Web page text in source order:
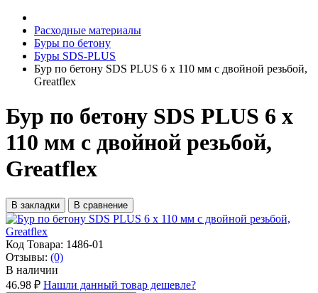
Расходные материалы
Буры по бетону
Буры SDS-PLUS
Бур по бетону SDS PLUS 6 х 110 мм с двойной резьбой,
Greatflex
Бур по бетону SDS PLUS 6 х
110 мм с двойной резьбой,
Greatflex
В закладки В сравнение
Код Товара: 1486-01
Отзывы: (0)
В наличии
46.98 ₽ Нашли данный товар дешевле?